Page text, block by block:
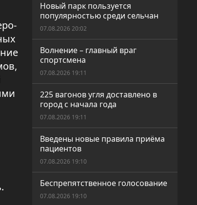
Новый парк пользуется
популярностью среди сельчан
07.08.2026 20:02
Волнение – главный враг
спортсмена
07.08.2026 19:11
225 вагонов угля доставлено в
город с начала года
07.08.2026 19:11
Введены новые правила приёма
пациентов
07.08.2026 19:10
Беспрепятственное голосование
07.08.2026 19:10